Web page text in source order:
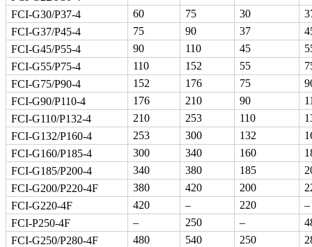
FCI-G30/P37-4
60 75 30
FCI-G37/P45-4
75 90 37
FCI-G45/P55-4
90 110 45
FCI-G55/P75-4
110 152 55
FCI-G75/P90-4
152 176 75
FCI-G90/P110-4
176 210 90
FCI-G110/P132-4
210 253 110
FCI-G132/P160-4
253 300 132
FCI-G160/P185-4
300 340 160
FCI-G185/P200-4
340 380 185
FCI-G200/P220-4F
380 420 200
FCI-G220-4F
420 – 220
–
FCI-P250-4F
– 250 –
FCI-G250/P280-4F
480 540 250